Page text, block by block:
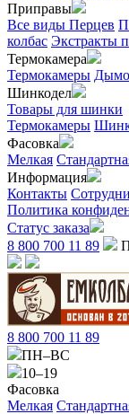
Приправы
Все виды Перцев
колбас Экстракты
Термокамера
Термокамеры
Шинкодел
Товары для шинки
Термокамеры
Фасовка
Мелкая
Информация
Контакты
Политика
Статус заказа
8 800 700 11 89
8 800 700 11 89
ПН–ВС
10–19
Фасовка
Мелкая